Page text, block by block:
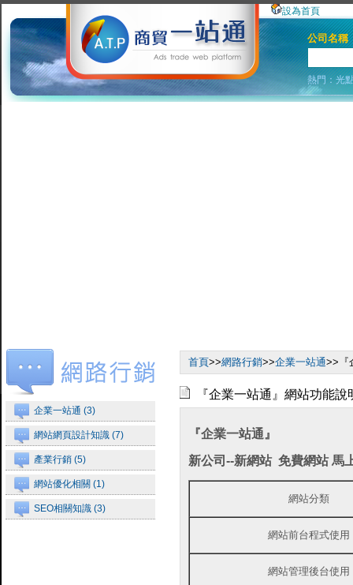
設為首頁
公司名稱
熱門：光
企業一站通 (3)
網站網頁設計知識 (7)
產業行銷 (5)
網站優化相關 (1)
SEO相關知識 (3)
首頁>>網路行銷>>企業一站通>>『
『企業一站通』網站功能說
『企業一站通』
新公司--新網站 免費網站 馬
網站分類
網站前台程式使用
網站管理後台使用